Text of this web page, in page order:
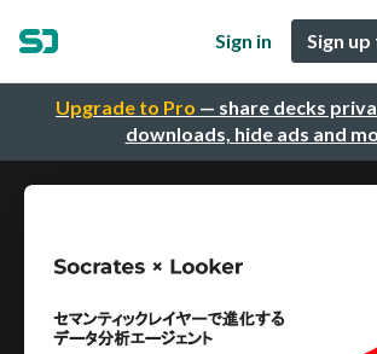
Upgrade to Pro — share decks
downloads, hide ads and
Sign in Sign